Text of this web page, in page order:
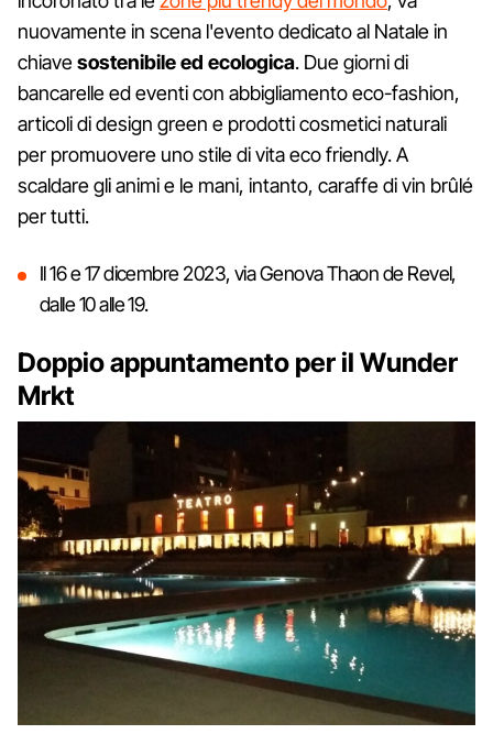
nuovamente in scena l'evento dedicato al Natale in
chiavesostenibile ed ecologica. Due giorni di
bancarelle ed eventi con abbigliamento eco-fashion,
articoli di design green e prodotti cosmetici naturali
per promuovere uno stile di vita eco friendly. A
scaldare gli animi e le mani, intanto, caraffe di vin brûlé
per tutti.
Il 16 e 17 dicembre 2023, via Genova Thaon de Revel,
dalle 10 alle 19.
Doppio appuntamento per il Wunder
Mrkt